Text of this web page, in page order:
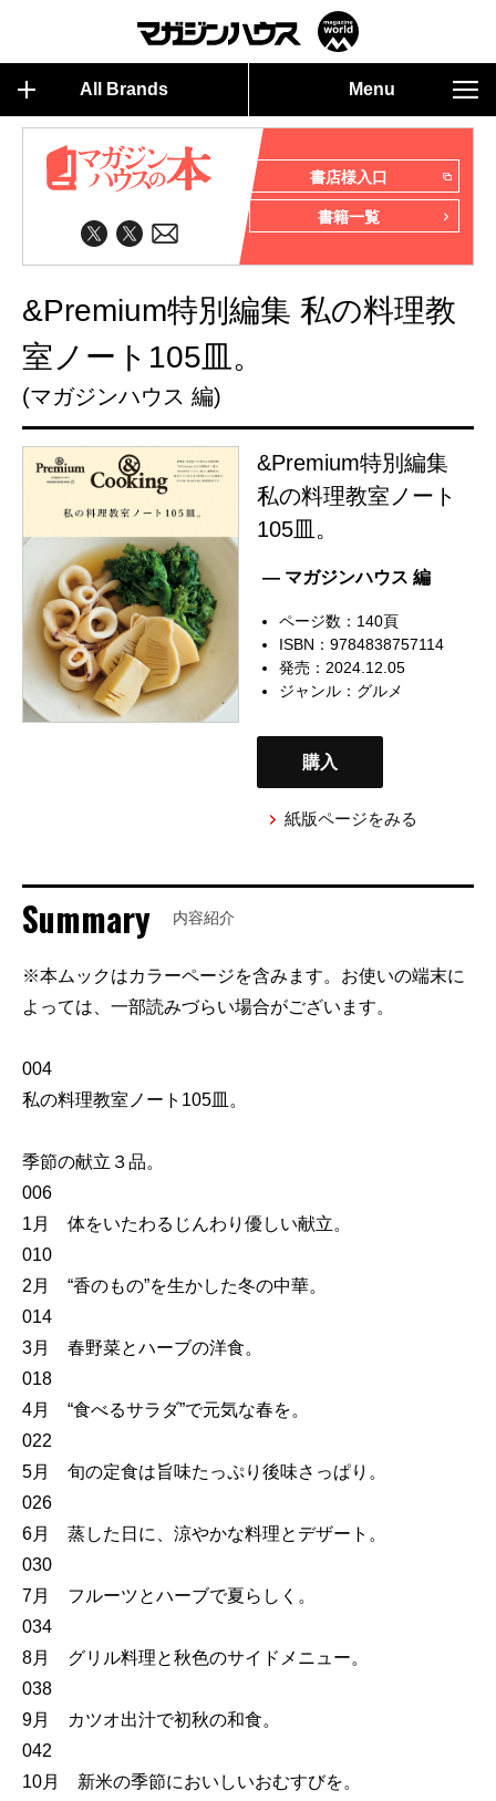
All Brands Menu
書店様入口
書籍一覧
&Premium特別編集 私の料理教
室ノート105皿。
(マガジンハウス 編)
&Premium特別編集
私の料理教室ノート
105皿。
— マガジンハウス 編
ページ数：140頁
ISBN：9784838757114
発売：2024.12.05
ジャンル： グルメ
購入
紙版ページをみる
Summary 内容紹介
※本ムックはカラーページを含みます。お使いの端末に
よっては、一部読みづらい場合がございます。
004
私の料理教室ノート105皿。
季節の献立３品。
006
1月 体をいたわるじんわり優しい献立。
010
2月 “香のもの”を生かした冬の中華。
014
3月 春野菜とハーブの洋食。
018
4月 “食べるサラダ”で元気な春を。
022
5月 旬の定食は旨味たっぷり後味さっぱり。
026
6月 蒸した日に、涼やかな料理とデザート。
030
7月 フルーツとハーブで夏らしく。
034
8月 グリル料理と秋色のサイドメニュー。
038
9月 カツオ出汁で初秋の和食。
042
10月 新米の季節においしいおむすびを。